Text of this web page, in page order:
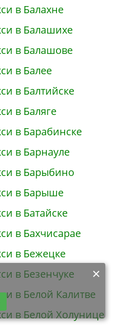
×
даете согласие на обработку
данных (файлы-cookies, IP-адрес,
дата и время осуществления
для сбора аналитической и
в Балахне
в Балашихе
в Балашове
в Балее
в Балтийске
в Баляге
в Барабинске
в Барнауле
в Барыбино
в Барыше
в Батайске
в Бахчисарае
в Бежецке
в Безенчуке
в Белой Калитве
в Белой Холунице